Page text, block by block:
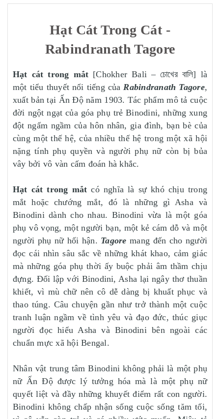
Hạt Cát Trong Cát -
Rabindranath Tagore
Hạt cát trong mắt [Chokher Bali – চোখের বালি] là
một tiểu thuyết nổi tiếng của Rabindranath Tagore,
xuất bản tại Ấn Độ năm 1903. Tác phẩm mô tả cuộc
đời ngột ngạt của góa phụ trẻ Binodini, những xung
đột ngấm ngầm của hôn nhân, gia đình, bạn bè của
cùng một thế hệ, của nhiều thế hệ trong một xã hội
nặng tính phụ quyền và người phụ nữ còn bị bủa
vây bởi vô vàn cấm đoán hà khắc.
Hạt cát trong mắtcó nghĩa là sự khó chịu trong
mắt hoặc chướng mắt, đó là những gì Asha và
Binodini dành cho nhau. Binodini vừa là một góa
phụ vô vọng, một người bạn, một kẻ cám dỗ và một
người phụ nữ hối hận. Tagore mang đến cho người
đọc cái nhìn sâu sắc về những khát khao, cảm giác
mà những góa phụ thời ấy buộc phải âm thầm chịu
đựng. Đối lập với Binodini, Asha lại ngây thơ thuần
khiết, vì mù chữ nên cô dễ dàng bị khuất phục và
thao túng. Câu chuyện gần như trở thành một cuộc
tranh luận ngầm về tình yêu và đạo đức, thúc giục
người đọc hiểu Asha và Binodini bên ngoài các
chuẩn mực xã hội Bengal.
Nhân vật trung tâm Binodini không phải là một phụ
nữ Ấn Độ được lý tưởng hóa mà là một phụ nữ
quyết liệt và đầy những khuyết điểm rất con người.
Binodini không chấp nhận sống cuộc sống tăm tối,